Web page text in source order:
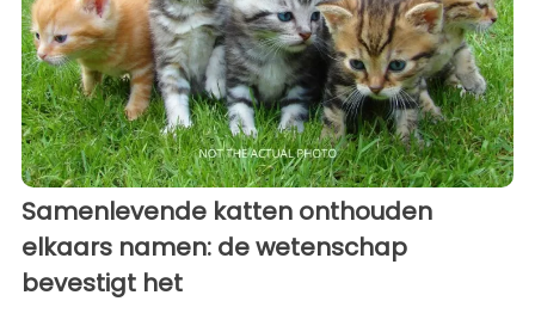
Samenlevende katten onthouden
elkaars namen: de wetenschap
bevestigt het